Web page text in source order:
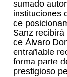
sumado
instituciones
de
Sanz
de Álvaro
entrañable
forma parte
prestigioso